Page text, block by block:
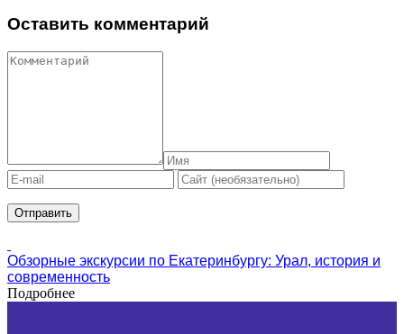
Оставить комментарий
Обзорные экскурсии по Екатеринбургу: Урал, история и
современность
Подробнее